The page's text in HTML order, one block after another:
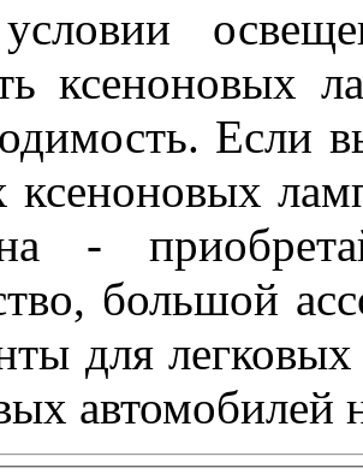
ксеноновых
Если
-
большой
для
автомобилей